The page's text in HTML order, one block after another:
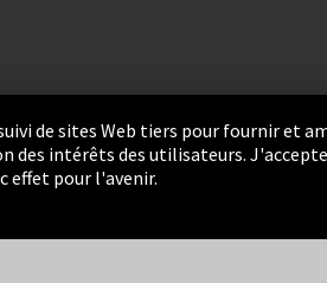
de confidentialité
de sites Web tiers pour fournir et
des intérêts des utilisateurs.
effet pour l'avenir.